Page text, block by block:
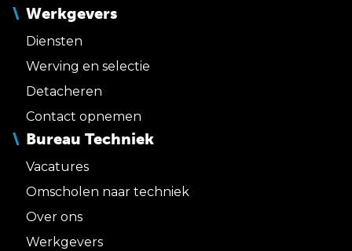
Werkgevers
Diensten
Werving en selectie
Detacheren
Contact opnemen
Bureau Techniek
Vacatures
Omscholen naar techniek
Over ons
Werkgevers